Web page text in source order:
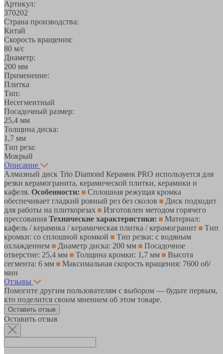
Артикул:
370202
Страна производства:
Китай
Скорость вращения:
80 м/с
Диаметр:
200 мм
Применение:
Плитка
Тип:
Несегментный
Посадочный размер:
25,4 мм
Толщина диска:
1,7 мм
Тип реза:
Мокрый
Описание
Алмазный диск Trio Diamond Керамик PRO используется для
резки керамогранита, керамической плитки, керамики и
кафеля. Особенности:
Сплошная режущая кромка
обеспечивает гладкий ровный рез без сколов
Диск подходит
для работы на плиткорезах
Изготовлен методом горячего
прессования Технические характеристики:
Материал:
кафель / керамика / керамическая плитка / керамогранит
Тип
кромки: со сплошной кромкой
Тип резки: с водяным
охлаждением
Диаметр диска: 200 мм
Посадочное
отверстие: 25,4 мм
Толщина кромки: 1,7 мм
Высота
сегмента: 6 мм
Максимальная скорость вращения: 7600 об/
мин
Отзывы
Помогите другим пользователям с выбором — будьте первым,
кто поделится своим мнением об этом товаре.
Оставить отзыв
Оставить отзыв